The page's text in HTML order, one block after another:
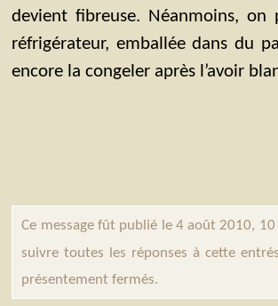
devient fibreuse. Néanmoins,
réfrigérateur, emballée dans du
encore la congeler après l’avoir
Ce message fût publié le 4 août 2010,
suivre toutes les réponses à cette
présentement fermés.